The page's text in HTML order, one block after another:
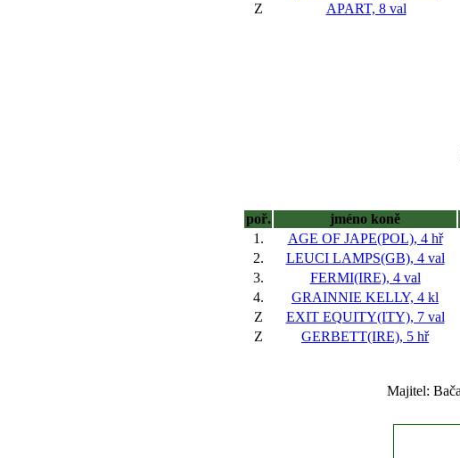
Z
APART, 8 val
poř.
jméno koně
1.
AGE OF JAPE(POL), 4 hř
2.
LEUCI LAMPS(GB), 4 val
3.
FERMI(IRE), 4 val
4.
GRAINNIE KELLY, 4 kl
Z
EXIT EQUITY(ITY), 7 val
Z
GERBETT(IRE), 5 hř
Majitel: